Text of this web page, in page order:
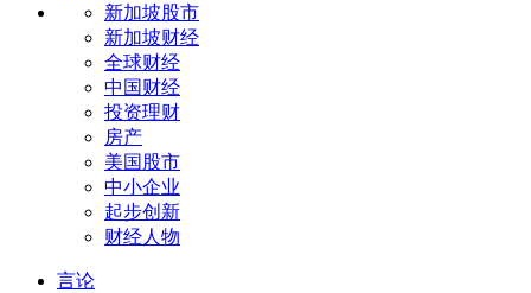
新加坡股市
新加坡财经
全球财经
中国财经
投资理财
房产
美国股市
中小企业
起步创新
财经人物
言论